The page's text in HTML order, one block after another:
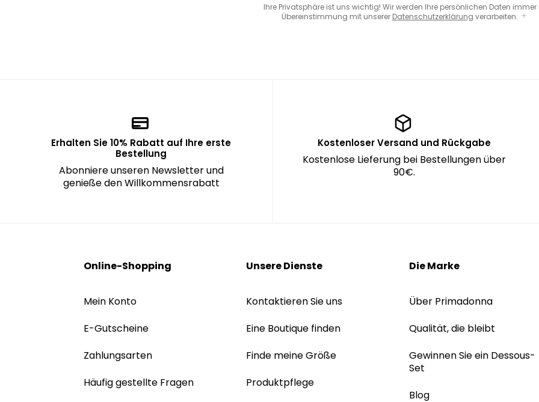
Ihre Privatsphäre ist uns wichtig! Wir werden Ihre persönlichen Daten immer
Übereinstimmung mit unserer Datenschutzerklärung verarbeiten.
Erhalten Sie 10% Rabatt auf Ihre erste
Bestellung
Abonniere unseren Newsletter und
genieße den Willkommensrabatt
Kostenloser Versand und Rückgabe
Kostenlose Lieferung bei Bestellungen über
90€.
Online-Shopping
Mein Konto
E-Gutscheine
Zahlungsarten
Häufig gestellte Fragen
Unsere Dienste
Kontaktieren Sie uns
Eine Boutique finden
Finde meine Größe
Produktpflege
Die Marke
Über Primadonna
Qualität, die bleibt
Gewinnen Sie ein Dessous-
Set
Blog